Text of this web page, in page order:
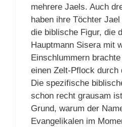
mehrere Jaels. Auch
haben ihre Töchter
die biblische Figur, die
Hauptmann Sisera mit
Einschlummern
einen Zelt-Pflock durch
Die spezifische
schon recht grausam
Grund, warum der
Evangelikalen im